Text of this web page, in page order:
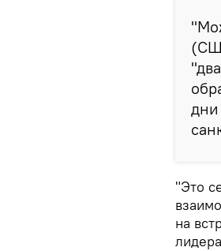
"Это
на